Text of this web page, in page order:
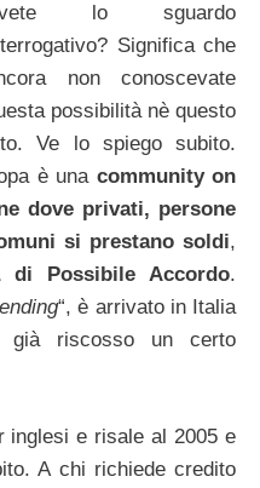
lo sguardo
Significa che
non conoscevate
possibilità nè questo
Ve lo spiego subito.
è una community on
dove privati, persone
si prestano soldi,
di Possibile Accordo.
“, è arrivato in Italia
riscosso un certo
inglesi e risale al 2005 e
A chi richiede credito